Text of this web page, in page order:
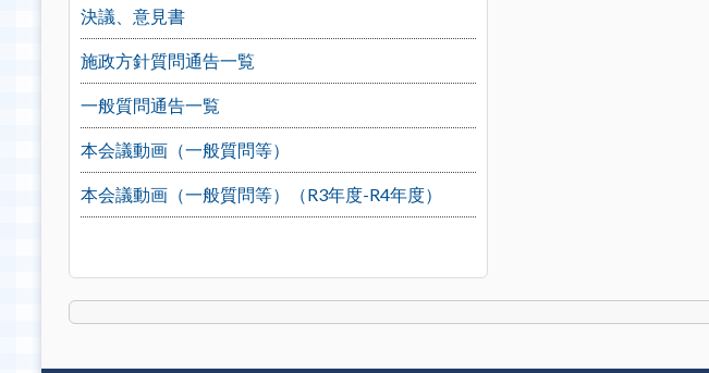
決議、意見書
施政方針質問通告一覧
一般質問通告一覧
本会議動画（一般質問等）
本会議動画（一般質問等）（R3年度-R4年度）